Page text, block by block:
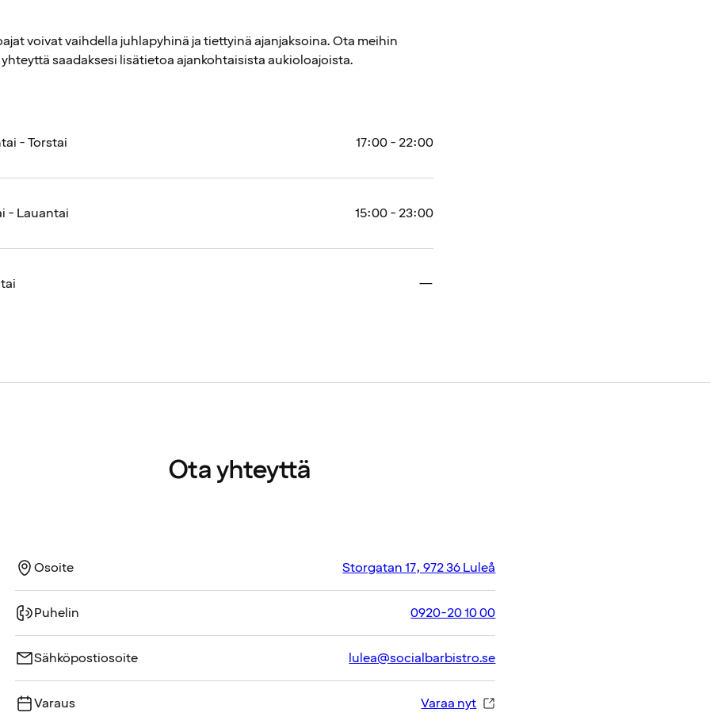
voivat vaihdella juhlapyhinä ja tiettyinä ajanjaksoina. Ota meihin
yhteyttä saadaksesi lisätietoa ajankohtaisista aukioloajoista.
- Torstai 17:00 - 22:00
- Lauantai 15:00 - 23:00
—
Ota yhteyttä
Osoite Storgatan 17, 972 36 Luleå
Puhelin 0920-20 10 00
Sähköpostiosoite lulea@socialbarbistro.se
Varaus Varaa nyt